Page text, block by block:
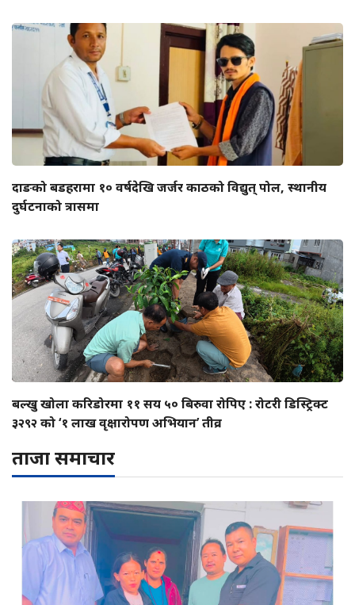
दाङको बडहरामा १० वर्षदेखि जर्जर काठको विद्युत् पोल, स्थानीय
दुर्घटनाको त्रासमा
बल्खु खोला करिडोरमा ११ सय ५० बिरुवा रोपिए : रोटरी डिस्ट्रिक्ट
३२९२ को ‘१ लाख वृक्षारोपण अभियान’ तीव्र
ताजा समाचार